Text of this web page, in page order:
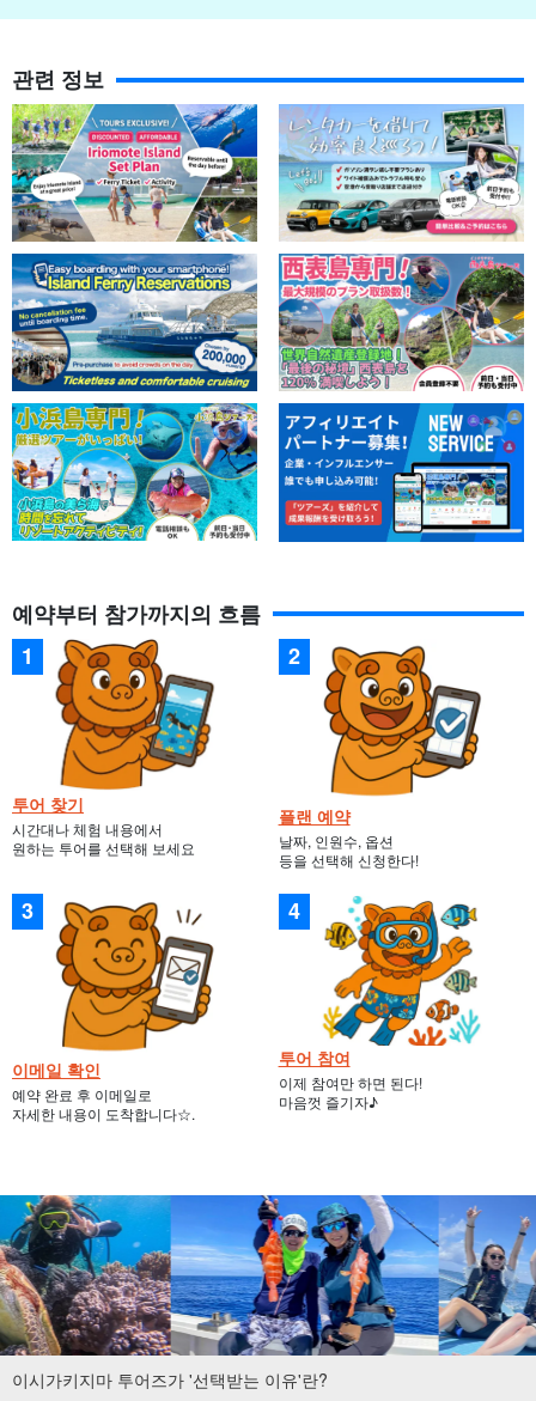
관련 정보
예약부터 참가까지의 흐름
투어 찾기
시간대나 체험 내용에서
원하는 투어를 선택해 보세요
플랜 예약
날짜, 인원수, 옵션
등을 선택해 신청한다!
이메일 확인
예약 완료 후 이메일로
자세한 내용이 도착합니다☆.
투어 참여
이제 참여만 하면 된다!
마음껏 즐기자♪
이시가키지마 투어즈가 '선택받는 이유'란?